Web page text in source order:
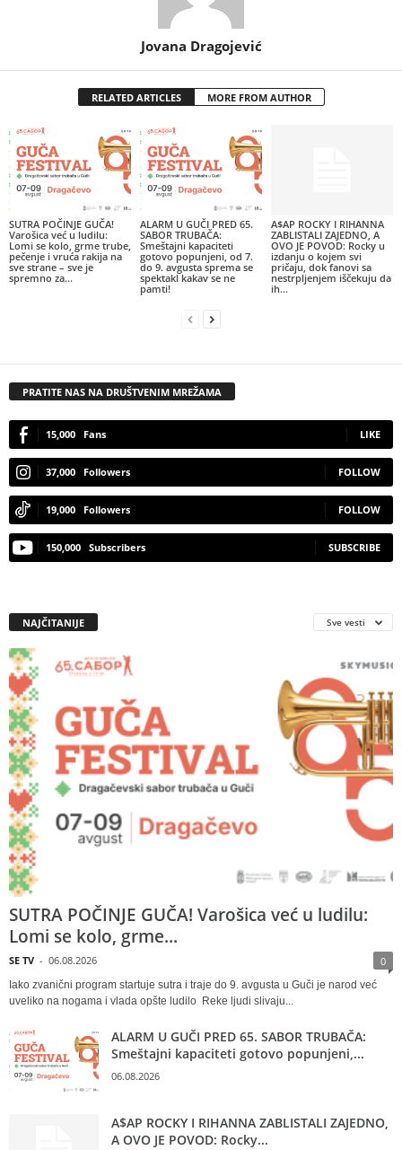
Jovana Dragojević
RELATED ARTICLES MORE FROM AUTHOR
SUTRA POČINJE GUČA!
Varošica već u ludilu:
Lomi se kolo, grme trube,
pečenje i vruća rakija na
sve strane – sve je
spremno za...
ALARM U GUČI PRED 65.
SABOR TRUBAČA:
Smeštajni kapaciteti
gotovo popunjeni, od 7.
do 9. avgusta sprema se
spektakl kakav se ne
pamti!
A$AP ROCKY I RIHANNA
ZABLISTALI ZAJEDNO, A
OVO JE POVOD: Rocky u
izdanju o kojem svi
pričaju, dok fanovi sa
nestrpljenjem iščekuju da
ih...
PRATITE NAS NA DRUŠTVENIM MREŽAMA
15,000 Fans LIKE
37,000 Followers FOLLOW
19,000 Followers FOLLOW
150,000 Subscribers SUBSCRIBE
NAJČITANIJE Sve vesti
SUTRA POČINJE GUČA! Varošica već u ludilu:
Lomi se kolo, grme...
SE TV - 06.08.2026 0
Iako zvanični program startuje sutra i traje do 9. avgusta u Guči je narod već
uveliko na nogama i vlada opšte ludilo Reke ljudi slivaju...
ALARM U GUČI PRED 65. SABOR TRUBAČA:
Smeštajni kapaciteti gotovo popunjeni,...
06.08.2026
A$AP ROCKY I RIHANNA ZABLISTALI ZAJEDNO,
A OVO JE POVOD: Rocky...